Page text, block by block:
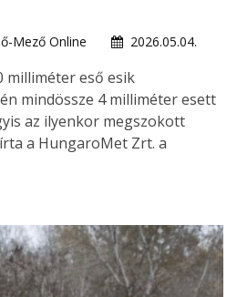
Mező Online
2026.05.04.
milliméter eső esik
mindössze 4 milliméter esett
az ilyenkor megszokott
a HungaroMet Zrt. a